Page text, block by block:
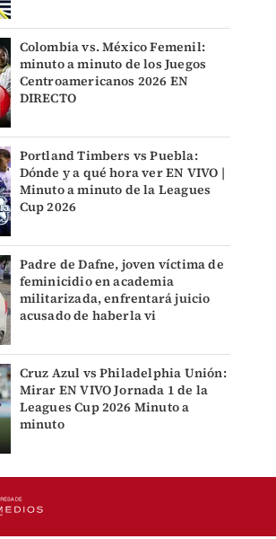
Colombia vs. México Femenil:
minuto a minuto de los Juegos
Centroamericanos 2026 EN
DIRECTO
Portland Timbers vs Puebla:
Dónde y a qué hora ver EN VIVO |
Minuto a minuto de la Leagues
Cup 2026
Padre de Dafne, joven víctima de
feminicidio en academia
militarizada, enfrentará juicio
acusado de haberla vi
Cruz Azul vs Philadelphia Unión:
Mirar EN VIVO Jornada 1 de la
Leagues Cup 2026 Minuto a
minuto